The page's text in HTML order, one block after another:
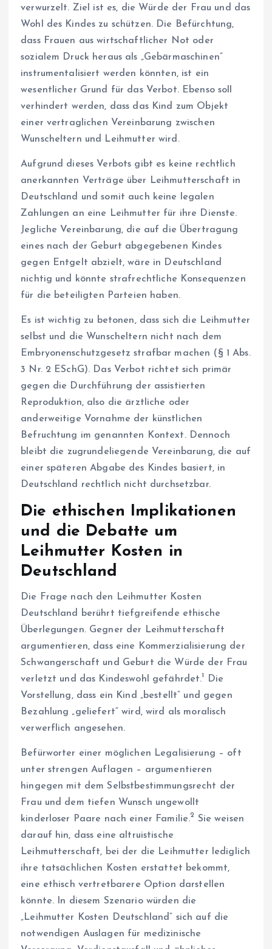
verwurzelt. Ziel ist es, die Würde der Frau und das
Wohl des Kindes zu schützen. Die Befürchtung,
dass Frauen aus wirtschaftlicher Not oder
sozialem Druck heraus als „Gebärmaschinen“
instrumentalisiert werden könnten, ist ein
wesentlicher Grund für das Verbot. Ebenso soll
verhindert werden, dass das Kind zum Objekt
einer vertraglichen Vereinbarung zwischen
Wunscheltern und Leihmutter wird.
Aufgrund dieses Verbots gibt es keine rechtlich
anerkannten Verträge über Leihmutterschaft in
Deutschland und somit auch keine legalen
Zahlungen an eine Leihmutter für ihre Dienste.
Jegliche Vereinbarung, die auf die Übertragung
eines nach der Geburt abgegebenen Kindes
gegen Entgelt abzielt, wäre in Deutschland
nichtig und könnte strafrechtliche Konsequenzen
für die beteiligten Parteien haben.
Es ist wichtig zu betonen, dass sich die Leihmutter
selbst und die Wunscheltern nicht nach dem
Embryonenschutzgesetz strafbar machen (§ 1 Abs.
3 Nr. 2 ESchG). Das Verbot richtet sich primär
gegen die Durchführung der assistierten
Reproduktion, also die ärztliche oder
anderweitige Vornahme der künstlichen
Befruchtung im genannten Kontext. Dennoch
bleibt die zugrundeliegende Vereinbarung, die auf
einer späteren Abgabe des Kindes basiert, in
Deutschland rechtlich nicht durchsetzbar.
Die ethischen Implikationen
und die Debatte um
Leihmutter Kosten in
Deutschland
Die Frage nach den Leihmutter Kosten
Deutschland berührt tiefgreifende ethische
Überlegungen. Gegner der Leihmutterschaft
argumentieren, dass eine Kommerzialisierung der
Schwangerschaft und Geburt die Würde der Frau
verletzt und das Kindeswohl gefährdet.1
Die
Vorstellung, dass ein Kind „bestellt“ und gegen
Bezahlung „geliefert“ wird, wird als moralisch
verwerflich angesehen.
Befürworter einer möglichen Legalisierung – oft
unter strengen Auflagen – argumentieren
hingegen mit dem Selbstbestimmungsrecht der
Frau und dem tiefen Wunsch ungewollt
kinderloser Paare nach einer Familie.2 Sie weisen
darauf hin, dass eine altruistische
Leihmutterschaft, bei der die Leihmutter lediglich
ihre tatsächlichen Kosten erstattet bekommt,
eine ethisch vertretbarere Option darstellen
könnte. In diesem Szenario würden die
„Leihmutter Kosten Deutschland“ sich auf die
notwendigen Auslagen für medizinische